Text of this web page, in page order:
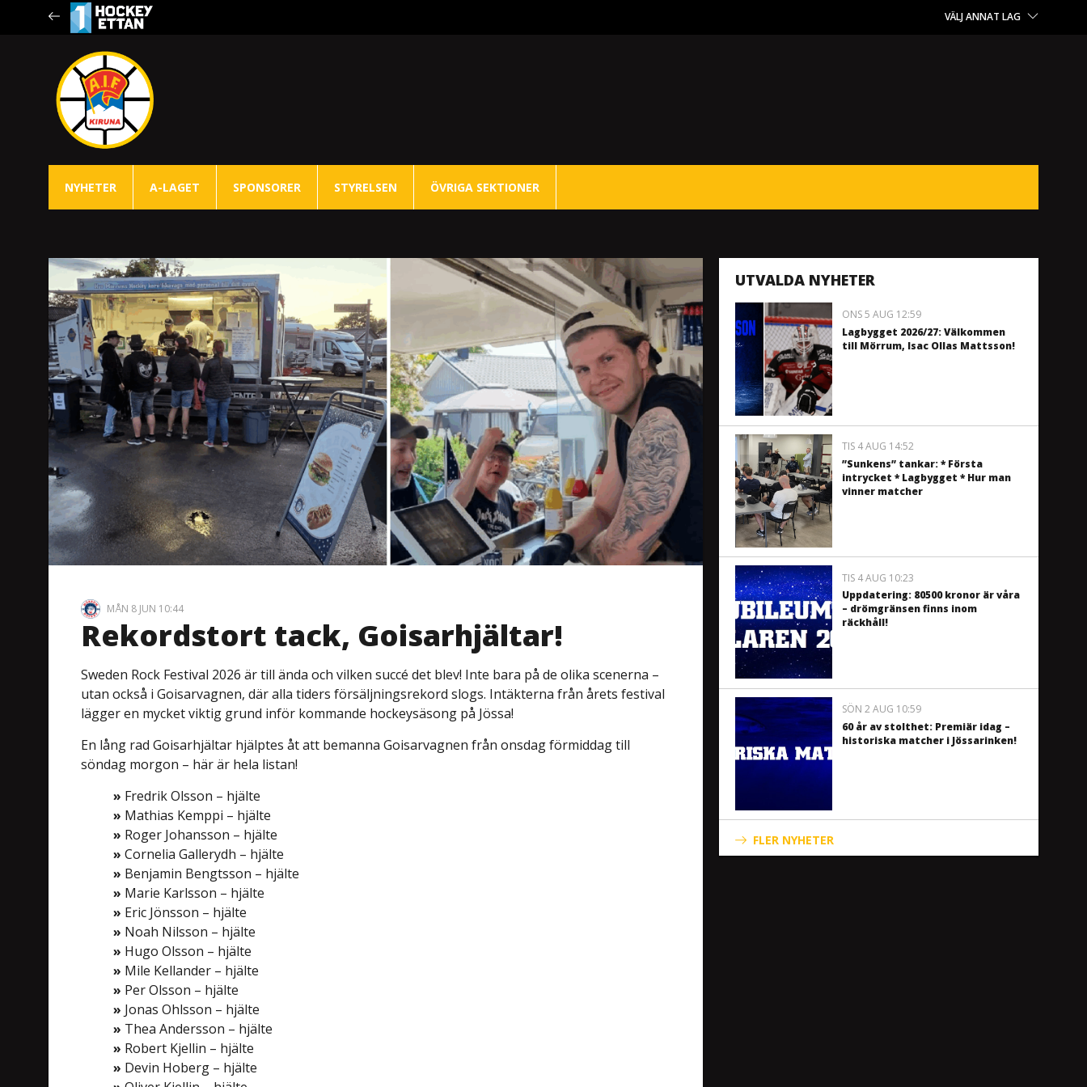
VÄLJ ANNAT LAG
NYHETER A-LAGET SPONSORER STYRELSEN ÖVRIGA SEKTIONER
MÅN 8 JUN 10:44
Rekordstort tack, Goisarhjältar!
Sweden Rock Festival 2026 är till ända och vilken succé det blev! Inte bara på de olika scenerna –
utan också i Goisarvagnen, där alla tiders försäljningsrekord slogs. Intäkterna från årets festival
lägger en mycket viktig grund inför kommande hockeysäsong på Jössa!
En lång rad Goisarhjältar hjälptes åt att bemanna Goisarvagnen från onsdag förmiddag till
söndag morgon – här är hela listan!
» Fredrik Olsson – hjälte
» Mathias Kemppi – hjälte
» Roger Johansson – hjälte
»Cornelia Gallerydh – hjälte
» Benjamin Bengtsson – hjälte
» Marie Karlsson – hjälte
» Eric Jönsson – hjälte
» Noah Nilsson – hjälte
» Hugo Olsson – hjälte
» Mile Kellander – hjälte
» Per Olsson – hjälte
» Jonas Ohlsson – hjälte
» Thea Andersson – hjälte
» Robert Kjellin – hjälte
» Devin Hoberg – hjälte
UTVALDA NYHETER
ONS 5 AUG 12:59
Lagbygget 2026/27: Välkommen
till Mörrum, Isac Ollas Mattsson!
TIS 4 AUG 14:52
”Sunkens” tankar: * Första
intrycket * Lagbygget * Hur man
vinner matcher
TIS 4 AUG 10:23
Uppdatering: 80500 kronor är våra
– drömgränsen finns inom
räckhåll!
SÖN 2 AUG 10:59
60 år av stolthet: Premiär idag –
historiska matcher i Jössarinken!
FLER NYHETER